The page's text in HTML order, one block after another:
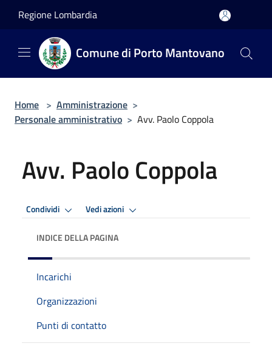
Regione Lombardia
Comune di Porto Mantovano
Home > Amministrazione >
Personale amministrativo > Avv. Paolo Coppola
Avv. Paolo Coppola
Condividi Vedi azioni
INDICE DELLA PAGINA
Incarichi
Organizzazioni
Punti di contatto